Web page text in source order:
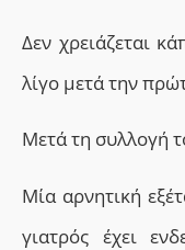
Δεν χρειάζεται
λίγο μετά την
Μετά τη συλλογή
Μία αρνητική
γιατρός έχει